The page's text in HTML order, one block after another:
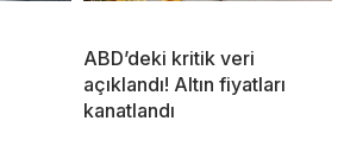
ABD’deki kritik veri
açıklandı! Altın fiyatları
kanatlandı